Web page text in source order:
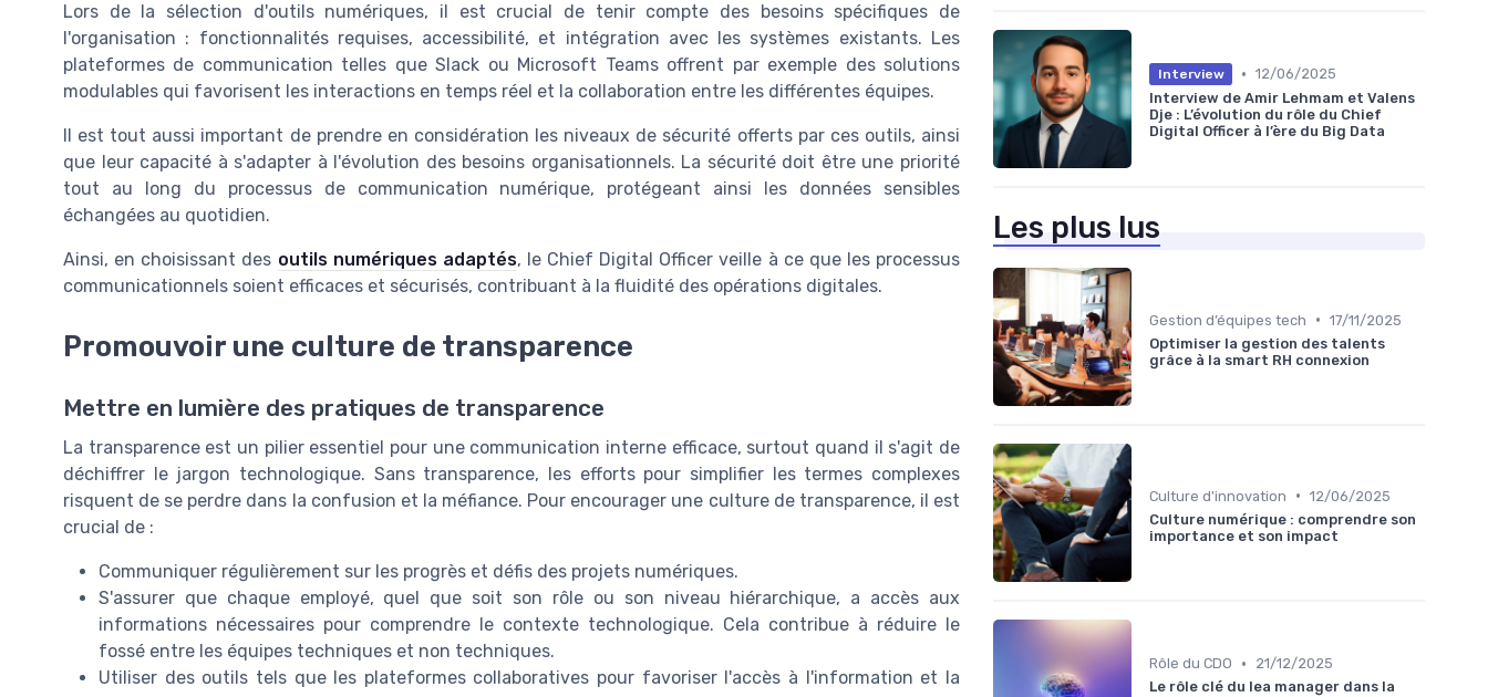
Lors de la sélection d'outils numériques, il est crucial de tenir compte des besoins spécifiques de
l'organisation : fonctionnalités requises, accessibilité, et intégration avec les systèmes existants. Les
plateformes de communication telles que Slack ou Microsoft Teams offrent par exemple des solutions
modulables qui favorisent les interactions en temps réel et la collaboration entre les différentes équipes.
Il est tout aussi important de prendre en considération les niveaux de sécurité offerts par ces outils, ainsi
que leur capacité à s'adapter à l'évolution des besoins organisationnels. La sécurité doit être une priorité
tout au long du processus de communication numérique, protégeant ainsi les données sensibles
échangées au quotidien.
Ainsi, en choisissant des outils numériques adaptés, le Chief Digital Officer veille à ce que les processus
communicationnels soient efficaces et sécurisés, contribuant à la fluidité des opérations digitales.
Promouvoir une culture de transparence
Mettre en lumière des pratiques de transparence
La transparence est un pilier essentiel pour une communication interne efficace, surtout quand il s'agit de
déchiffrer le jargon technologique. Sans transparence, les efforts pour simplifier les termes complexes
risquent de se perdre dans la confusion et la méfiance. Pour encourager une culture de transparence, il est
crucial de :
Communiquer régulièrement sur les progrès et défis des projets numériques.
S'assurer que chaque employé, quel que soit son rôle ou son niveau hiérarchique, a accès aux
informations nécessaires pour comprendre le contexte technologique. Cela contribue à réduire le
fossé entre les équipes techniques et non techniques.
Utiliser des outils tels que les plateformes collaboratives pour favoriser l'accès à l'information et la
Interview • 12/06/2025
Interview de Amir Lehmam et Valens
Dje : L’évolution du rôle du Chief
Digital Officer à l’ère du Big Data
Les plus lus
Gestion d’équipes tech • 17/11/2025
Optimiser la gestion des talents
grâce à la smart RH connexion
Culture d'innovation • 12/06/2025
Culture numérique : comprendre son
importance et son impact
Rôle du CDO •
21/12/2025
Le rôle clé du lea manager dans la